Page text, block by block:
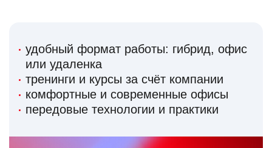
удобный формат работы: гибрид, офис
или удаленка
тренинги и курсы за счёт компании
комфортные и современные офисы
передовые технологии и практики